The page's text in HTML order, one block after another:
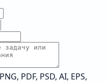
PDF, PSD, AI, EPS,